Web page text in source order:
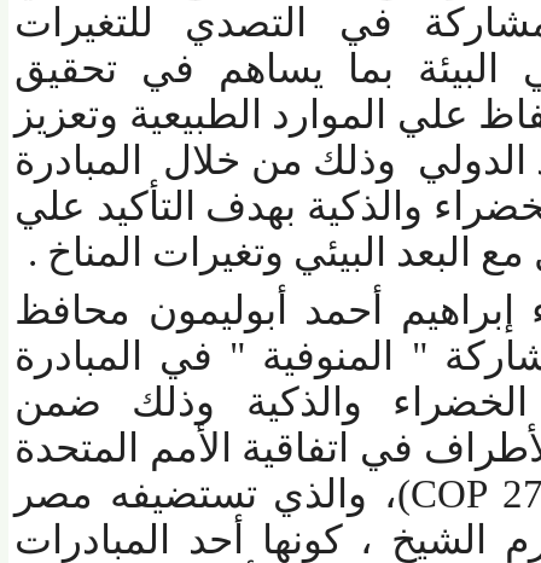
في التصدي للتغيرات
بما يساهم في تحقيق
علي الموارد الطبيعية وتعزيز
وذلك من خلال المبادرة
والذكية بهدف التأكيد علي
البيئي وتغيرات المناخ .
أحمد أبوليمون محافظ
" المنوفية " في المبادرة
والذكية وذلك ضمن
في اتفاقية الأمم المتحدة
COP
)، والذي تستضيفه مصر
، كونها أحد المبادرات